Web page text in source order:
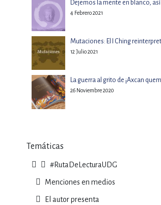
4 Febrero 2021
12 Julio 2021
26 Noviembre 2020
Temáticas
#RutaDeLecturaUDG
Menciones en medios
El autor presenta